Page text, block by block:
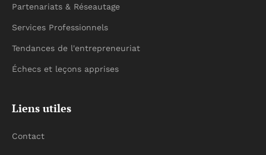
Partenariats & Réseautage
Services Professionnels
Tendances de l'entrepreneuriat
Échecs et leçons apprises
Liens utiles
Contact